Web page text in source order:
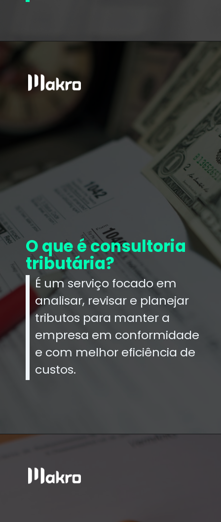
O que é consultoria
tributária?
É um serviço focado em
analisar, revisar e planejar
tributos para manter a
empresa em conformidade
e com melhor eficiência de
custos.